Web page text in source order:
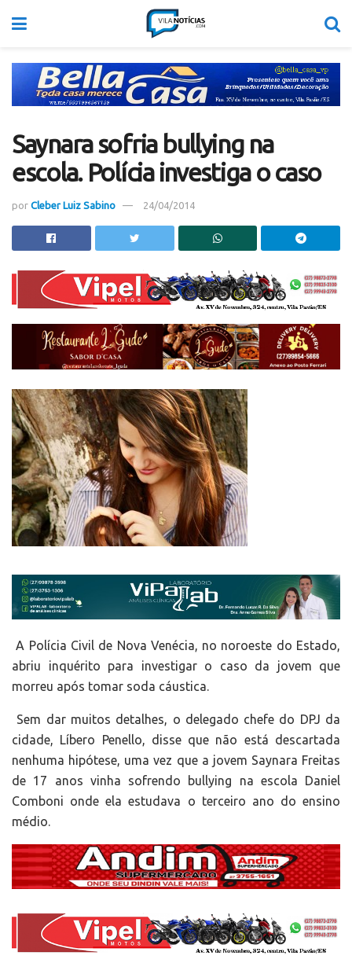
Saynara sofria bullying na
escola. Polícia investiga o caso
por Cleber Luiz Sabino 24/04/2014
A Polícia Civil de Nova Venécia, no noroeste do Estado,
abriu inquérito para investigar o caso da jovem que
morreu após tomar soda cáustica.
Sem dar muitos detalhes, o delegado chefe do DPJ da
cidade, Líbero Penello, disse que não está descartada
nenhuma hipótese, uma vez que a jovem Saynara Freitas
de 17 anos vinha sofrendo bullying na escola Daniel
Comboni onde ela estudava o terceiro ano do ensino
médio.